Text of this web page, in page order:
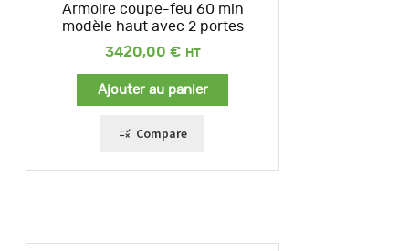
Armoire coupe-feu 60 min
modèle haut avec 2 portes
3420,00 €
Ajouter au panier
Compare